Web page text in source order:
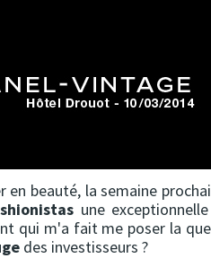
beauté, la semaine
une
qui m'a fait me poser la
des investisseurs ?